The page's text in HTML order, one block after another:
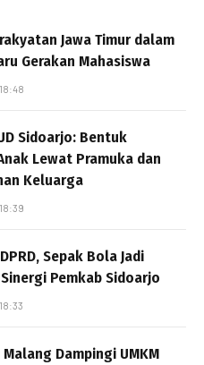
Jawa Timur dalam
Gerakan Mahasiswa
Sidoarjo: Bentuk
Lewat Pramuka dan
Keluarga
Sepak Bola Jadi
Pemkab Sidoarjo
Dampingi UMKM